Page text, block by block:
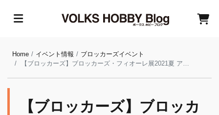
Home イベント情報
ブロッカーズイベント
【ブロッカーズ】ブロッカーズ・フィオーレ展2021夏 アフターレポート！
【ブロッカーズ】ブロッカ